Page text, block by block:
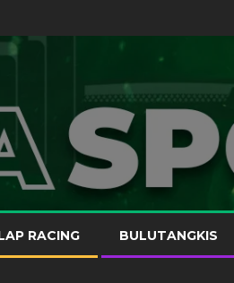
RACING BULUTANGKIS